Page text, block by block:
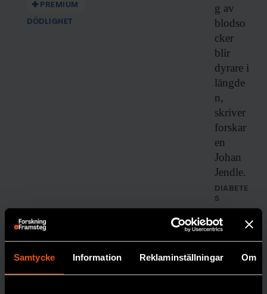
Samtycke Information Reklaminställningar Om
PREMIUM
DÖDLIGHET
g av
blodso
cker
blir
dyrare i
längde
n,
skriver
forskar
en
Johan
Jendle.
DIABETE
S